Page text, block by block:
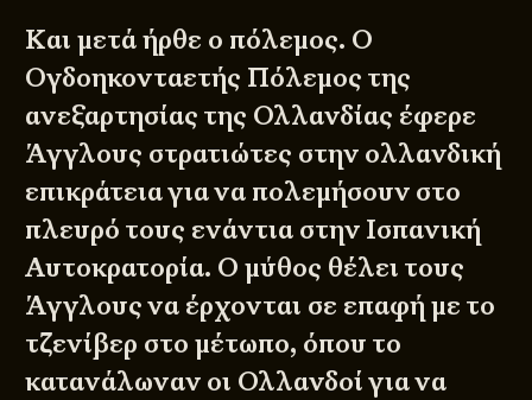
Και μετά ήρθε ο πόλεμος. Ο
Ογδοηκονταετής Πόλεμος της
ανεξαρτησίας της Ολλανδίας έφερε
Άγγλους στρατιώτες στην ολλανδική
επικράτεια για να πολεμήσουν στο
πλευρό τους ενάντια στην Ισπανική
Αυτοκρατορία. Ο μύθος θέλει τους
Άγγλους να έρχονται σε επαφή με το
τζενίβερ στο μέτωπο, όπου το
κατανάλωναν οι Ολλανδοί για να